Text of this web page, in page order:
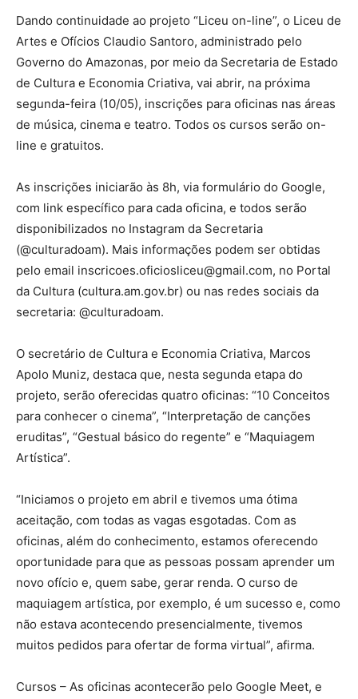
Dando continuidade ao projeto “Liceu on-line”, o Liceu de
Artes e Ofícios Claudio Santoro, administrado pelo
Governo do Amazonas, por meio da Secretaria de Estado
de Cultura e Economia Criativa, vai abrir, na próxima
segunda-feira (10/05), inscrições para oficinas nas áreas
de música, cinema e teatro. Todos os cursos serão on-
line e gratuitos.
As inscrições iniciarão às 8h, via formulário do Google,
com link específico para cada oficina, e todos serão
disponibilizados no Instagram da Secretaria
(@culturadoam). Mais informações podem ser obtidas
pelo email inscricoes.oficiosliceu@gmail.com, no Portal
da Cultura (cultura.am.gov.br) ou nas redes sociais da
secretaria: @culturadoam.
O secretário de Cultura e Economia Criativa, Marcos
Apolo Muniz, destaca que, nesta segunda etapa do
projeto, serão oferecidas quatro oficinas: “10 Conceitos
para conhecer o cinema”, “Interpretação de canções
eruditas”, “Gestual básico do regente” e “Maquiagem
Artística”.
“Iniciamos o projeto em abril e tivemos uma ótima
aceitação, com todas as vagas esgotadas. Com as
oficinas, além do conhecimento, estamos oferecendo
oportunidade para que as pessoas possam aprender um
novo ofício e, quem sabe, gerar renda. O curso de
maquiagem artística, por exemplo, é um sucesso e, como
não estava acontecendo presencialmente, tivemos
muitos pedidos para ofertar de forma virtual”, afirma.
Cursos – As oficinas acontecerão pelo Google Meet, e